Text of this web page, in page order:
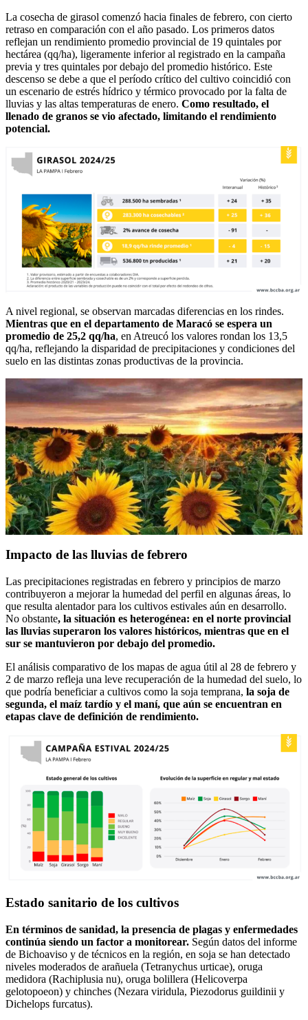
La cosecha de girasol comenzó hacia finales de febrero, con cierto
retraso en comparación con el año pasado. Los primeros datos
reflejan un rendimiento promedio provincial de 19 quintales por
hectárea (qq/ha), ligeramente inferior al registrado en la campaña
previa y tres quintales por debajo del promedio histórico. Este
descenso se debe a que el período crítico del cultivo coincidió con
un escenario de estrés hídrico y térmico provocado por la falta de
lluvias y las altas temperaturas de enero. Como resultado, el
llenado de granos se vio afectado, limitando el rendimiento
potencial.
A nivel regional, se observan marcadas diferencias en los rindes.
Mientras que en el departamento de Maracó se espera un
promedio de 25,2 qq/ha, en Atreucó los valores rondan los 13,5
qq/ha, reflejando la disparidad de precipitaciones y condiciones del
suelo en las distintas zonas productivas de la provincia.
Impacto de las lluvias de febrero
Las precipitaciones registradas en febrero y principios de marzo
contribuyeron a mejorar la humedad del perfil en algunas áreas, lo
que resulta alentador para los cultivos estivales aún en desarrollo.
No obstante, la situación es heterogénea: en el norte provincial
las lluvias superaron los valores históricos, mientras que en el
sur se mantuvieron por debajo del promedio.
El análisis comparativo de los mapas de agua útil al 28 de febrero y
2 de marzo refleja una leve recuperación de la humedad del suelo, lo
que podría beneficiar a cultivos como la soja temprana, la soja de
segunda, el maíz tardío y el maní, que aún se encuentran en
etapas clave de definición de rendimiento.
Estado sanitario de los cultivos
En términos de sanidad, la presencia de plagas y enfermedades
continúa siendo un factor a monitorear. Según datos del informe
de Bichoaviso y de técnicos en la región, en soja se han detectado
niveles moderados de arañuela (Tetranychus urticae), oruga
medidora (Rachiplusia nu), oruga bolillera (Helicoverpa
gelotopoeon) y chinches (Nezara viridula, Piezodorus guildinii y
Dichelops furcatus).